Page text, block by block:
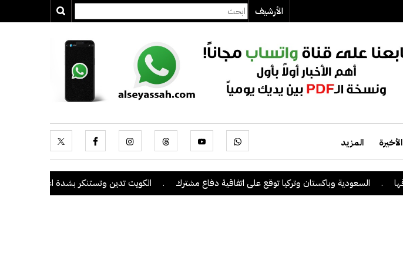
الأرشيف
الأخيرة المزيد
. السعودية وباكستان وتركيا توقع على اتفاقية دفاع مشترك . الكويت تدين وتستنكر بشدة اعتداءات ميليشيا